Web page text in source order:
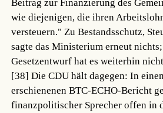
Beitrag zur Finanzierung des
wie diejenigen, die ihren
versteuern." Zu Bestandsschutz,
sagte das Ministerium erneut
Gesetzentwurf hat es weiterhin
[38] Die CDU hält dagegen: In
erschienenen BTC-ECHO-Bericht
finanzpolitischer Sprecher offen in